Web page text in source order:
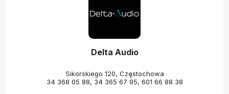
Delta Audio
Sikorskiego 120, Częstochowa
34 368 05 88, 34 365 67 95, 601 66 88 38